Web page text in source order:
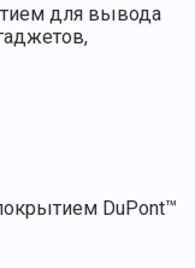
для вывода
DuPont™